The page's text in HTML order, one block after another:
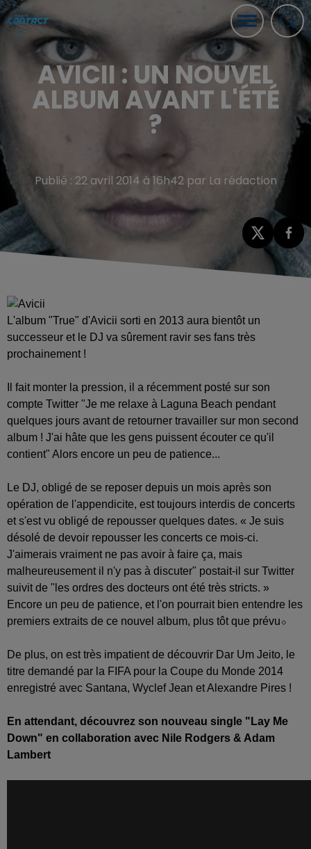
AVICII : UN NOUVEL
ALBUM AVANT L'ÉTÉ
?
Publié : 22 avril 2014 à 16h42 par La rédaction
L'album "True" d'Avicii sorti en 2013 aura bientôt un
successeur et le DJ va sûrement ravir ses fans très
prochainement !
Il fait monter la pression, il a récemment posté sur son
compte Twitter "Je me relaxe à Laguna Beach pendant
quelques jours avant de retourner travailler sur mon second
album ! J'ai hâte que les gens puissent écouter ce qu'il
contient" Alors encore un peu de patience...
Le DJ, obligé de se reposer depuis un mois après son
opération de l'appendicite, est toujours interdis de concerts
et s'est vu obligé de repousser quelques dates. « Je suis
désolé de devoir repousser les concerts ce mois-ci.
J'aimerais vraiment ne pas avoir à faire ça, mais
malheureusement il n'y pas à discuter" postait-il sur Twitter
suivit de "les ordres des docteurs ont été très stricts. »
Encore un peu de patience, et l'on pourrait bien entendre les
premiers extraits de ce nouvel album, plus tôt que prévu⬦
De plus, on est très impatient de découvrir Dar Um Jeito, le
titre demandé par la FIFA pour la Coupe du Monde 2014
enregistré avec Santana, Wyclef Jean et Alexandre Pires !
En attendant, découvrez son nouveau single "Lay Me
Down" en collaboration avec Nile Rodgers & Adam
Lambert